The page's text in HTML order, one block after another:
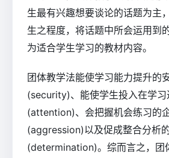
生最有兴趣想要谈论的话题为主
生之程度，将话题中所会运用到
为适合学生学习的教材内容。
团体教学法能使学习能力提升的
(security)、能使学生投入在学习
(attention)、会把握机会练习的
(aggression)以及促成整合分析
(determination)。综而言之，团